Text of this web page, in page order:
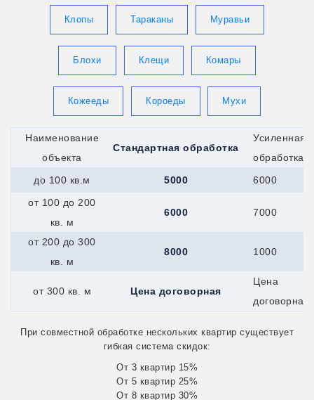
Верея
Белоусово
Белореченск
Братск
Гай
Гусев
Гагарин
Всеволожск
Вятские-Поляны
Георгиевск
Гурьевск
Елец
Дрезна
Горняк
Канск
Железноводск
Каспийск
Катайск
Касли
Кушва
Кызыл
Клопы Тараканы Муравьи
Блохи Клещи Комары
Кожееды Короеды Мухи
Наименование
объекта
Стандартная обработка
Усиленная
обработка
до 100 кв.м
5000
6000
от 100 до 200
кв. м
6000 7000
от 200 до 300
кв. м
8000 1000
от 300 кв. м Цена договорная
Цена
договорная
При совместной обработке нескольких квартир существует
гибкая система скидок:
От 3 квартир 15%
От 5 квартир 25%
От 8 квартир 30%